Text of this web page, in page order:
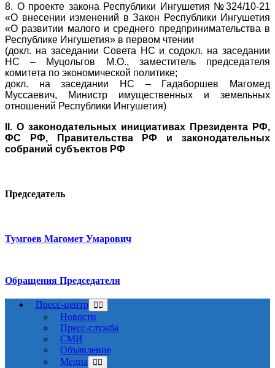
8. О проекте закона Республики Ингушетия №324/10-21
«О внесении изменений в Закон Республики Ингушетия
«О развитии малого и среднего предпринимательства в
Республике Ингушетия» в первом чтении
(докл. на заседании Совета НС и содокл. на заседании
НС – Муцольгов М.О., заместитель председателя
комитета по экономической политике;
докл. на заседании НС – Гадаборшев Магомед
Муссаевич, Министр имущественных и земельных
отношений Республики Ингушетия)
II. О законодательных инициативах Президента РФ,
ФС РФ, Правительства РФ и законодательных
собраний субъектов РФ
Председатель
Тумгоев Магомет Умарович
Обращения Председателя
Пресс-центр
Новости
Пресс-служба
СМИ
Объявление
Медиа